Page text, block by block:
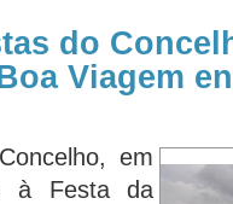
do
Viagem
em
à Festa da